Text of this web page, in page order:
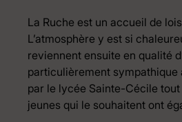
La Ruche est un accueil de
L’atmosphère y est si
reviennent ensuite en qualité
particulièrement sympathique
par le lycée Sainte-Cécile
jeunes qui le souhaitent ont